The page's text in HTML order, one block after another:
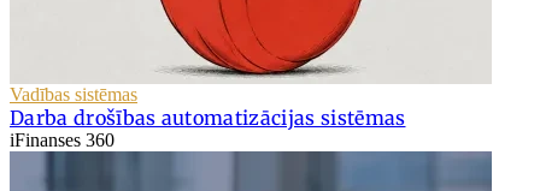
Vadības sistēmas
Darba drošības automatizācijas sistēmas
iFinanses 360